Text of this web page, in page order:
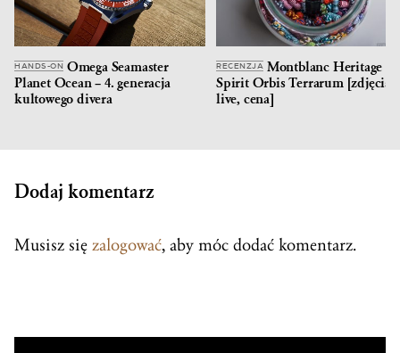
HANDS-ON Omega Seamaster
Planet Ocean – 4. generacja
kultowego divera
RECENZJA Montblanc Heritage
Spirit Orbis Terrarum [zdjęcia
live, cena]
Dodaj komentarz
Musisz się zalogować, aby móc dodać komentarz.